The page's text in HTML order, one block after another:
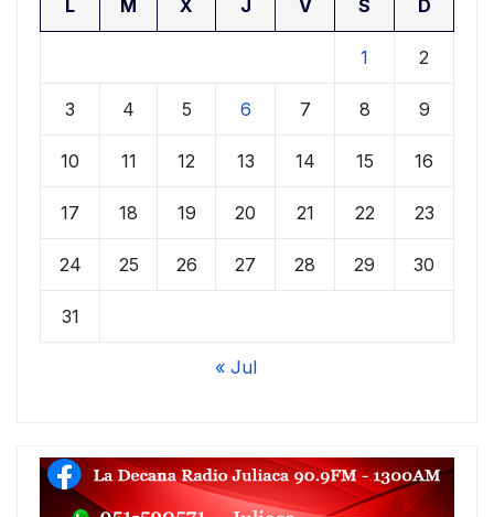
L M X J V S D
1 2
3 4 5 6 7 8 9
10 11 12 13 14 15 16
17 18 19 20 21 22 23
24 25 26 27 28 29 30
31
« Jul